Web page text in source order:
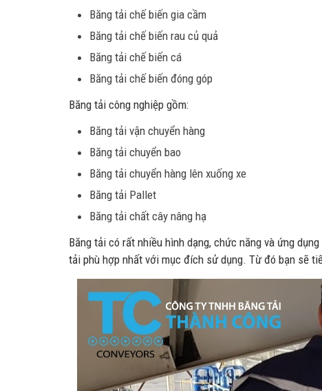
Băng tải chế biến gia cầm
Băng tải chế biến rau củ quả
Băng tải chế biến cá
Băng tải chế biến đóng góp
Băng tải công nghiệp gồm:
Băng tải vận chuyển hàng
Băng tải chuyển bao
Băng tải chuyển hàng lên xuống xe
Băng tải Pallet
Băng tải chất cây nâng hạ
Băng tải có rất nhiều hình dạng, chức năng và ứng
tải phù hợp nhất với mục đích sử dụng. Từ đó bạn sẽ